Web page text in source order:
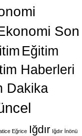
Son
Eğitim
Haberleri
Dakika
Eğrice Iğdır Iğdır İnönü